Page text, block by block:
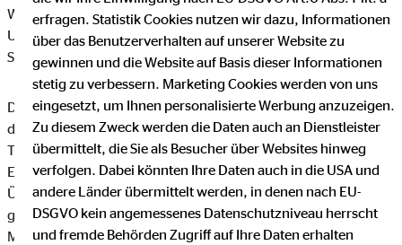
Wir freuen uns sehr über Ihr Interesse an unserem
Unternehmen. Datenschutz hat einen besonders hohen
Stellenwert bei der OVB Vermögensberatung AG.
Die Verarbeitung personenbezogener Daten, beispielsweise
des Namens, der Anschrift, E-Mail-Adresse oder
Telefonnummer einer betroffenen Person, erfolgt stets im
Einklang mit der Datenschutz-Grundverordnung und in
Übereinstimmung mit den für die OVB Vermögensberatung AG
geltenden landesspezifischen Datenschutzbestimmungen.
Mittels dieser Datenschutzerklärung möchte unser
erfragen. Statistik Cookies nutzen wir dazu, Informationen
über das Benutzerverhalten auf unserer Website zu
gewinnen und die Website auf Basis dieser Informationen
stetig zu verbessern. Marketing Cookies werden von uns
eingesetzt, um Ihnen personalisierte Werbung anzuzeigen.
Zu diesem Zweck werden die Daten auch an Dienstleister
übermittelt, die Sie als Besucher über Websites hinweg
verfolgen. Dabei könnten Ihre Daten auch in die USA und
andere Länder übermittelt werden, in denen nach EU-
DSGVO kein angemessenes Datenschutzniveau herrscht
und fremde Behörden Zugriff auf Ihre Daten erhalten